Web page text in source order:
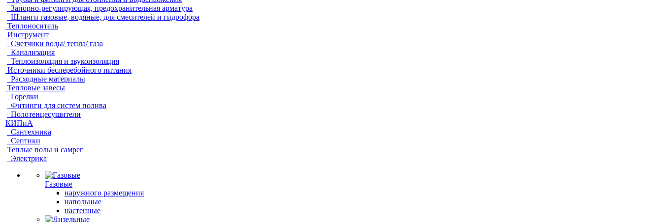
Запорно-регулирующая, предохранительная арматура
Шланги газовые, водяные, для смесителей и гидрофора
Теплоноситель
Инструмент
Счетчики воды/ тепла/ газа
Канализация
Теплоизоляция и звукоизоляция
Источники бесперебойного питания
Расходные материалы
Тепловые завесы
Горелки
Фитинги для систем полива
Полотенцесушители
КИПиА
Сантехника
Септики
Теплые полы и самрег
Электрика
Газовые
наружного размещения
напольные
настенные